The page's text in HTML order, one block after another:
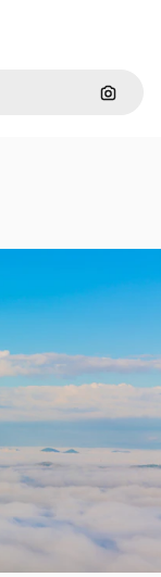
ค้นหา